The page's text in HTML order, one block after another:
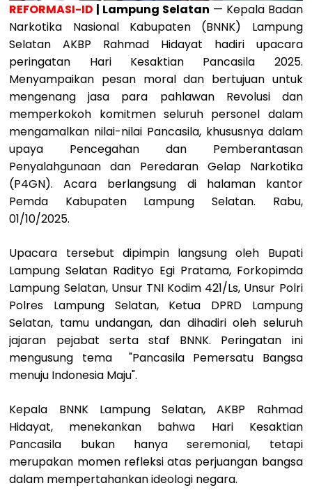
REFORMASI-ID | Lampung Selatan — Kepala Badan
Narkotika Nasional Kabupaten (BNNK) Lampung
Selatan AKBP Rahmad Hidayat hadiri upacara
peringatan Hari Kesaktian Pancasila 2025.
Menyampaikan pesan moral dan bertujuan untuk
mengenang jasa para pahlawan Revolusi dan
memperkokoh komitmen seluruh personel dalam
mengamalkan nilai-nilai Pancasila, khususnya dalam
upaya Pencegahan dan Pemberantasan
Penyalahgunaan dan Peredaran Gelap Narkotika
(P4GN). Acara berlangsung di halaman kantor
Pemda Kabupaten Lampung Selatan. Rabu,
01/10/2025.
​Upacara tersebut dipimpin langsung oleh Bupati
Lampung Selatan Radityo Egi Pratama, Forkopimda
Lampung Selatan, Unsur TNI Kodim 421/Ls, Unsur Polri
Polres Lampung Selatan, Ketua DPRD Lampung
Selatan, tamu undangan, dan dihadiri oleh seluruh
jajaran pejabat serta staf BNNK. Peringatan ini
mengusung tema "Pancasila Pemersatu Bangsa
menuju Indonesia Maju".
Kepala BNNK Lampung Selatan, AKBP Rahmad
Hidayat, menekankan bahwa Hari Kesaktian
Pancasila bukan hanya seremonial, tetapi
merupakan momen refleksi atas perjuangan bangsa
dalam mempertahankan ideologi negara.